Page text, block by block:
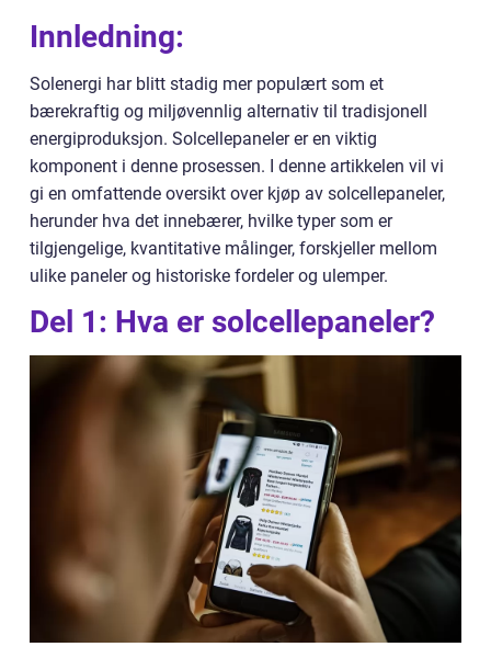
Innledning:
Solenergi har blitt stadig mer populært som et
bærekraftig og miljøvennlig alternativ til tradisjonell
energiproduksjon. Solcellepaneler er en viktig
komponent i denne prosessen. I denne artikkelen vil vi
gi en omfattende oversikt over kjøp av solcellepaneler,
herunder hva det innebærer, hvilke typer som er
tilgjengelige, kvantitative målinger, forskjeller mellom
ulike paneler og historiske fordeler og ulemper.
Del 1: Hva er solcellepaneler?